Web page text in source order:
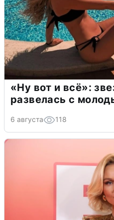
«Ну вот и всё»:
развелась с
6 августа 118